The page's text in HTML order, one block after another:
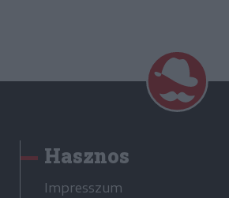
Hasznos
Impresszum